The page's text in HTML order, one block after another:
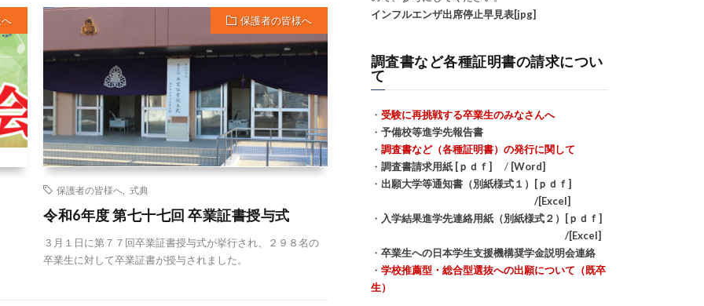
保護者の皆様へ
保護者の皆様へ ,式典
令和6年度 第七十七回 卒業証書授与式
３月１日に第７７回卒業証書授与式が挙行され、２９８名の
卒業生に対して卒業証書が授与されました。
インフルエンザ出席停止早見表[jpg]
調査書など各種証明書の請求につい
て
・ 受験に再挑戦する卒業生のみなさんへ
・ 予備校等進学先報告書
・ 調査書など（各種証明書）の発行に関して
・ 調査書請求用紙 [ｐｄｆ] / [Word]
・ 出願大学等通知書（別紙様式１）[ｐｄｆ]
/[Excel]
・ 入学結果進学先連絡用紙（別紙様式２）[ｐｄｆ]
/[Excel]
・ 卒業生への日本学生支援機構奨学金説明会連絡
・ 学校推薦型・総合型選抜への出願について（既卒
生）